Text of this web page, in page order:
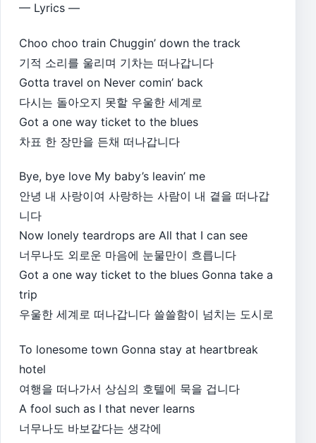
— Lyrics —
Choo choo train Chuggin’ down the track
기적 소리를 울리며 기차는 떠나갑니다
Gotta travel on Never comin’ back
다시는 돌아오지 못할 우울한 세계로
Got a one way ticket to the blues
차표 한 장만을 든채 떠나갑니다
Bye, bye love My baby’s leavin’ me
안녕 내 사랑이여 사랑하는 사람이 내 곁을 떠나갑
니다
Now lonely teardrops are All that I can see
너무나도 외로운 마음에 눈물만이 흐릅니다
Got a one way ticket to the blues Gonna take a
trip
우울한 세계로 떠나갑니다 쓸쓸함이 넘치는 도시로
To lonesome town Gonna stay at heartbreak
hotel
여행을 떠나가서 상심의 호텔에 묵을 겁니다
A fool such as I that never learns
너무나도 바보같다는 생각에